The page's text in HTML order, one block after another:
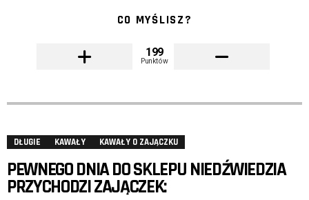
CO MYŚLISZ?
199
Punktów
DŁUGIE KAWAŁY KAWAŁY O ZAJĄCZKU
PEWNEGO DNIA DO SKLEPU NIEDŹWIEDZIA
PRZYCHODZI ZAJĄCZEK: